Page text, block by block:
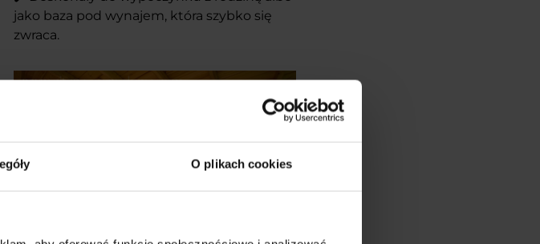
O plikach cookies
jako baza pod wynajem, która szybko się
zwraca.